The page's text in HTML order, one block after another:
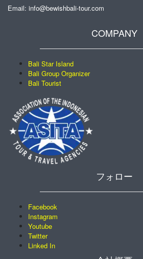
Email: info@bewishbali-tour.com
COMPANY
Bali Star Island
Bali Group Organizer
Bali Tourist
フォロー
Facebook
Instagram
Youtube
Twitter
Linked In